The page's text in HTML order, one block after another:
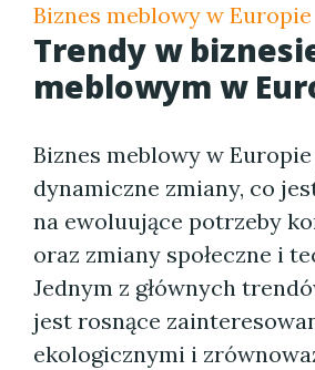
Biznes meblowy w Europie
Trendy w
meblowym w
Biznes meblowy w
dynamiczne zmiany, co
na ewoluujące potrzeby
oraz zmiany społeczne i
Jednym z głównych
jest rosnące
ekologicznymi i